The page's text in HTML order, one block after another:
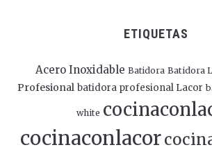
ETIQUETAS
Acero Inoxidable Batidora Batidora
Profesional batidora profesional Lacor
white
cocinaconlacor